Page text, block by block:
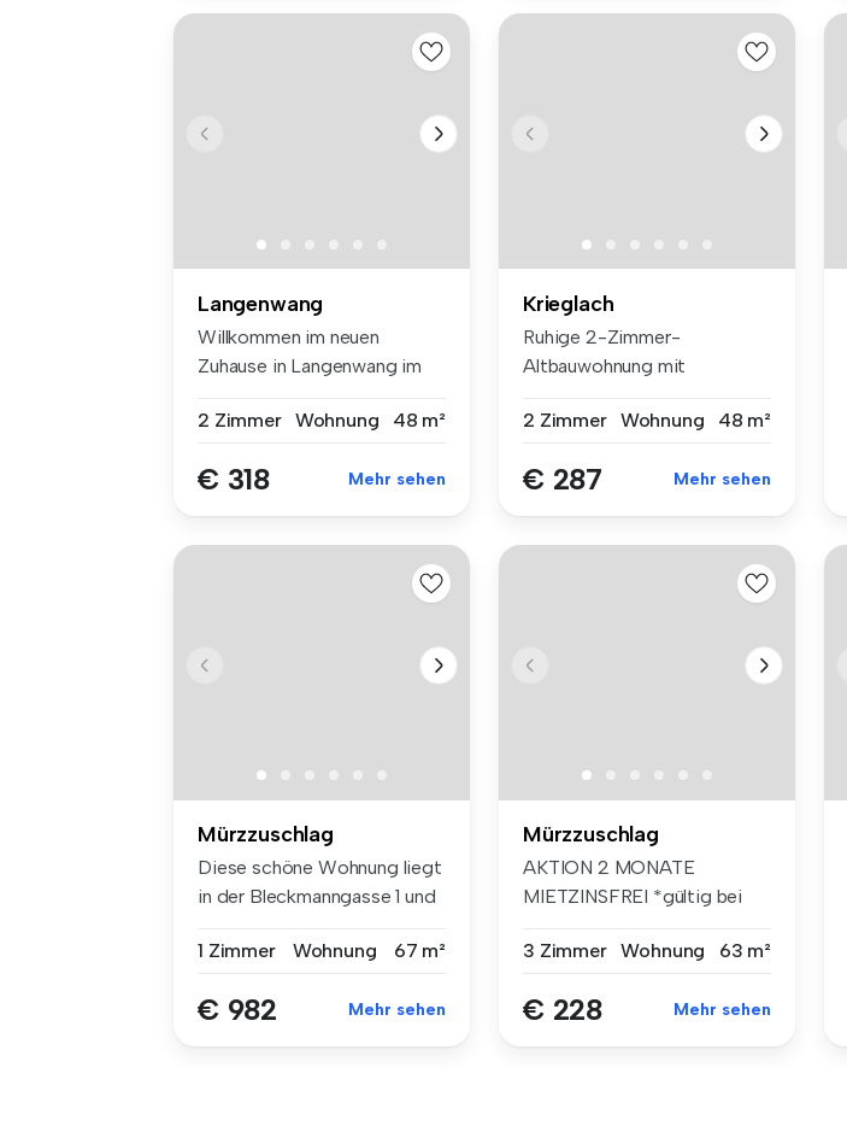
Langenwang
Willkommen im neuen
Zuhause in Langenwang im
2 Zimmer Wohnung 48 m²
€ 318 Mehr sehen
Krieglach
Ruhige 2-Zimmer-
Altbauwohnung mit
2 Zimmer Wohnung 48 m²
€ 287 Mehr sehen
Mürzzuschlag
Diese schöne Wohnung liegt
in der Bleckmanngasse 1 und
1 Zimmer
Wohnung 67 m²
€ 982 Mehr sehen
Mürzzuschlag
AKTION 2 MONATE
MIETZINSFREI *gültig bei
3 Zimmer
Wohnung 63 m²
€ 228 Mehr sehen